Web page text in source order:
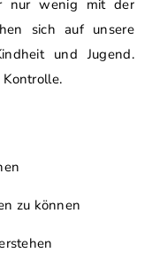
nur wenig mit der
sich auf unsere
und Jugend.
zu können